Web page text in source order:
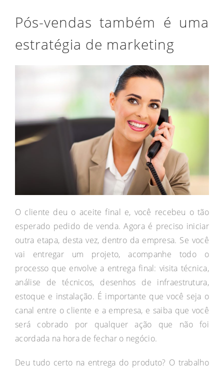
Pós-vendas também é uma
estratégia de marketing
O cliente deu o aceite final e, você recebeu o tão
esperado pedido de venda. Agora é preciso iniciar
outra etapa, desta vez, dentro da empresa. Se você
vai entregar um projeto, acompanhe todo o
processo que envolve a entrega final: visita técnica,
análise de técnicos, desenhos de infraestrutura,
estoque e instalação. É importante que você seja o
canal entre o cliente e a empresa, e saiba que você
será cobrado por qualquer ação que não foi
acordada na hora de fechar o negócio.
Deu tudo certo na entrega do produto? O trabalho